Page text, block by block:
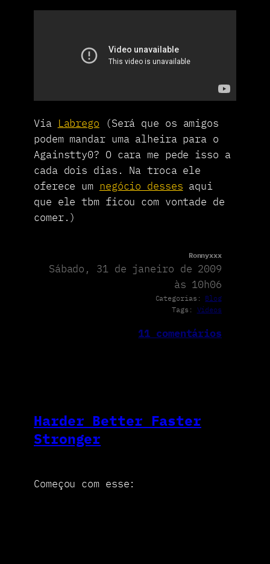
Via Labrego (Será que os amigos
podem mandar uma alheira para o
Againstty0? O cara me pede isso a
cada dois dias. Na troca ele
oferece um negócio desses aqui
que ele tbm ficou com vontade de
comer.)
Ronnyxxx
Sábado, 31 de janeiro de 2009
às 10h06
Categorias: Blog
Tags: Vídeos
11 comentários
Harder Better Faster
Stronger
Começou com esse: